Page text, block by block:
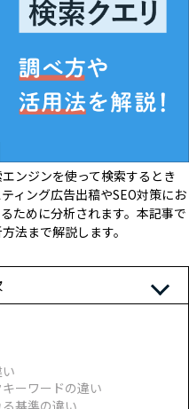
ンジンを使って検索するとき
ィング広告出稿やSEO対策にお
ために分析されます。本記事で
法まで解説します。
ーワードの違い